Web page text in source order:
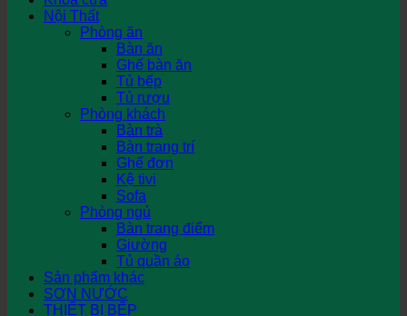
Nội Thất
Phòng ăn
Bàn ăn
Ghế bàn ăn
Tủ bếp
Tủ rượu
Phòng khách
Bàn trà
Bàn trang trí
Ghế đơn
Kệ tivi
Sofa
Phòng ngủ
Bàn trang điểm
Giường
Tủ quần áo
Sản phẩm khác
SƠN NƯỚC
THIẾT BỊ BẾP